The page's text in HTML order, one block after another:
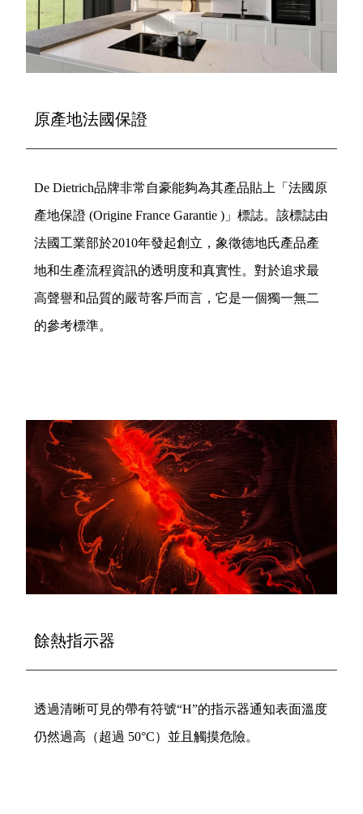
原產地法國保證
De Dietrich品牌非常自豪能夠為其產品貼上「法國原
產地保證 (Origine France Garantie )」標誌。該標誌由
法國工業部於2010年發起創立，象徵德地氏產品產
地和生產流程資訊的透明度和真實性。對於追求最
高聲譽和品質的嚴苛客戶而言，它是一個獨一無二
的參考標準。
餘熱指示器
透過清晰可見的帶有符號“H”的指示器通知表面溫度
仍然過高（超過 50°C）並且觸摸危險。